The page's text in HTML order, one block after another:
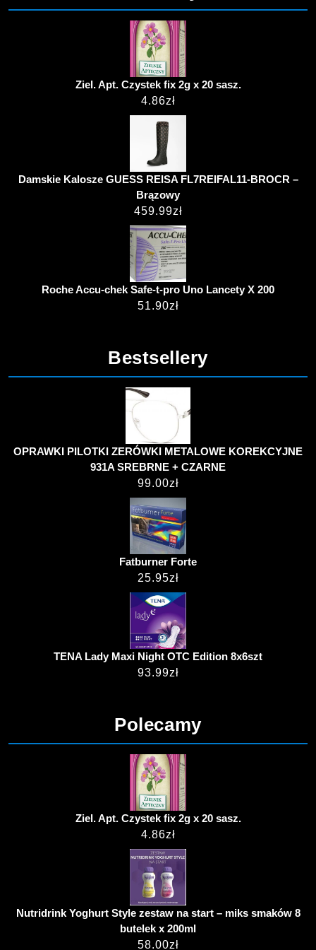
Ziel. Apt. Czystek fix 2g x 20 sasz.
4.86zł
Damskie Kalosze GUESS REISA FL7REIFAL11-BROCR –
Brązowy
459.99zł
Roche Accu-chek Safe-t-pro Uno Lancety X 200
51.90zł
Bestsellery
OPRAWKI PILOTKI ZERÓWKI METALOWE KOREKCYJNE
931A SREBRNE + CZARNE
99.00zł
Fatburner Forte
25.95zł
TENA Lady Maxi Night OTC Edition 8x6szt
93.99zł
Polecamy
Ziel. Apt. Czystek fix 2g x 20 sasz.
4.86zł
Nutridrink Yoghurt Style zestaw na start – miks smaków 8
butelek x 200ml
58.00zł